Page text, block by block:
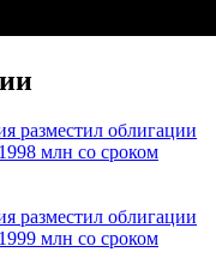
разместил облигации
млн со сроком
разместил облигации
млн со сроком